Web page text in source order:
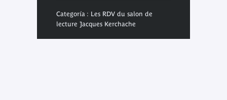
Categoría : Les RDV du salon de
lecture Jacques Kerchache